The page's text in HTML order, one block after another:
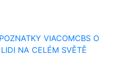
VIACOMCBS O
NA CELÉM SVĚTĚ